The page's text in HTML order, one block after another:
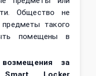
Общество не
предметы такого
помещены в
за